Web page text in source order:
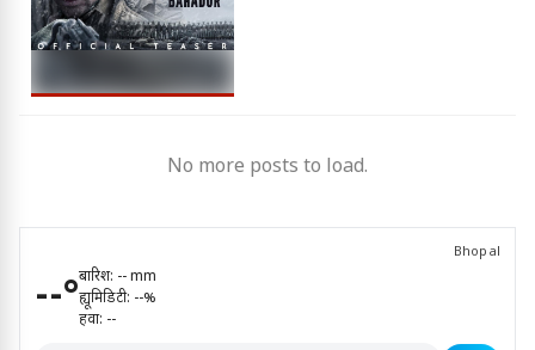
No more posts to load.
Bhopal
--°बारिश: --mm
ह्यूमिडिटी: --%
हवा: --